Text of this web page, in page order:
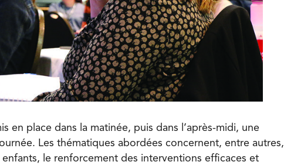
en place dans la matinée, puis dans l’après-midi, une
Les thématiques abordées concernent, entre autres,
enfants, le renforcement des interventions efficaces et